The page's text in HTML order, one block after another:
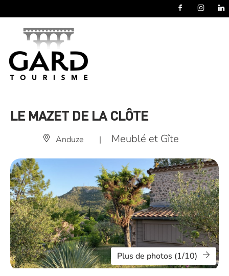
LE MAZET DE LA CLÔTE
Anduze | Meublé et Gîte
Plus de photos (1/10)